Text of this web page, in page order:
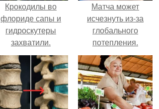
Крокодилы во
флориде сапы и
гидроскутеры
захватили.
Матча может
исчезнуть из-за
глобального
потепления.